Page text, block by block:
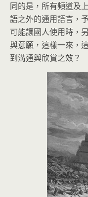
同的是，所有頻道及
語之外的通用語言，
可能讓國人使用時，
與意願，這樣一來，
到溝通與欣賞之效？